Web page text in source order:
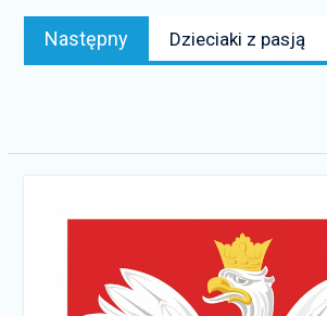
Następny
news:
Dzieciaki z pasją